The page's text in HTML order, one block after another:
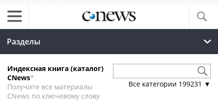
Разделы
Индексная книга (каталог)
CNews*
Получите все материалы
CNews по ключевому слову
Все категории 199231 ▼